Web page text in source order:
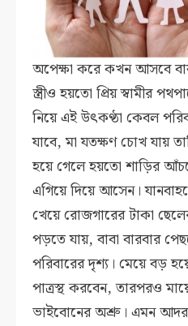
অপেক্ষা করে কখন আসবে
স্ত্রীও হয়তো প্রিয় স্বামীর
নিয়ে এই উৎকণ্ঠা কেবল
যাবে, মা যতক্ষণ চোখ যায়
হয়ে গেলে হয়তো শাড়ির
এগিয়ে দিয়ে আসেন।
খেয়ে রোজগারের টাকা
পড়তে যায়, বাবা বারবার
পরিবারের দৃশ্য। মেয়ে বড়
পাত্রস্থ করবেন, তারপরও
ভাইবোনের অশ্রু। এমন